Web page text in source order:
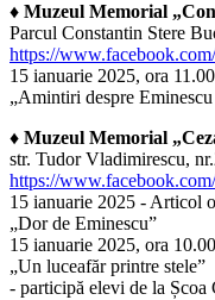
♦ Muzeul Memorial
Parcul Constantin Stere
https://
15 ianuarie 2025, ora
„Amintiri despre
♦ Muzeul Memorial
str. Tudor Vladimirescu,
https://
15 ianuarie 2025 - Articol
„Dor de Eminescu”
15 ianuarie 2025, ora
„Un luceafăr printre stele”
- participă elevi de la Școa